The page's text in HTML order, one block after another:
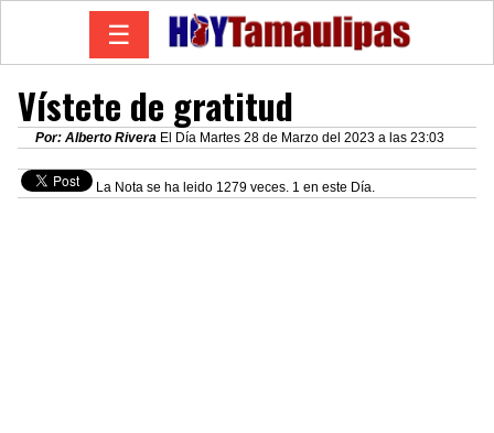
☰
Vístete de gratitud
Por: Alberto Rivera El Día Martes 28 de Marzo del 2023 a las 23:03
La Nota se ha leido 1279 veces. 1 en este Día.